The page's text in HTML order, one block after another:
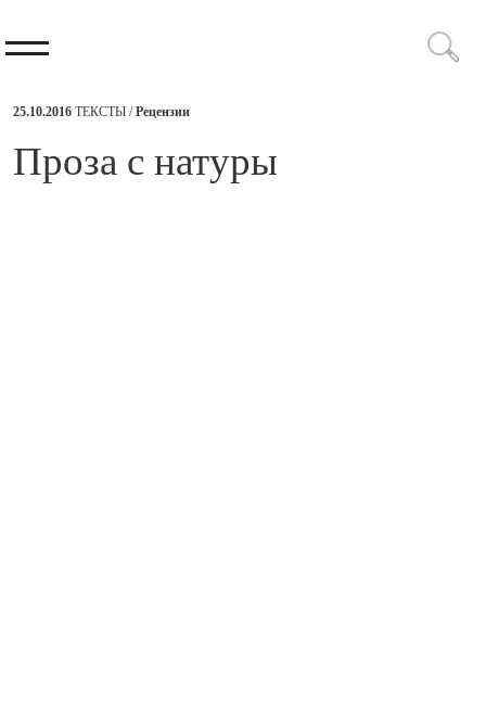
25.10.2016 ТЕКСТЫ /Рецензии
​Проза с натуры